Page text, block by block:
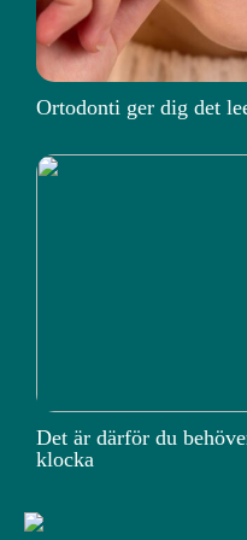
Ortodonti ger dig det
Det är därför du
klocka